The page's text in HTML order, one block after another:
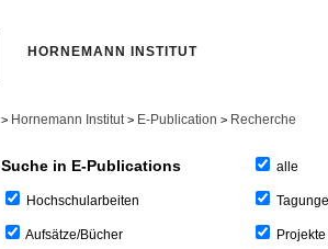
HORNEMANN INSTITUT
> Hornemann Institut > E-Publication > Recherche
Suche in E-Publications
Hochschularbeiten
Aufsätze/Bücher
alle
Projekte